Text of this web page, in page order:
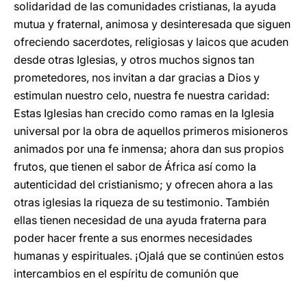
solidaridad de las comunidades cristianas, la ayuda
mutua y fraternal, animosa y desinteresada que siguen
ofreciendo sacerdotes, religiosas y laicos que acuden
desde otras Iglesias, y otros muchos signos tan
prometedores, nos invitan a dar gracias a Dios y
estimulan nuestro celo, nuestra fe nuestra caridad:
Estas Iglesias han crecido como ramas en la Iglesia
universal por la obra de aquellos primeros misioneros
animados por una fe inmensa; ahora dan sus propios
frutos, que tienen el sabor de África así como la
autenticidad del cristianismo; y ofrecen ahora a las
otras iglesias la riqueza de su testimonio. También
ellas tienen necesidad de una ayuda fraterna para
poder hacer frente a sus enormes necesidades
humanas y espirituales. ¡Ojalá que se continúen estos
intercambios en el espíritu de comunión que